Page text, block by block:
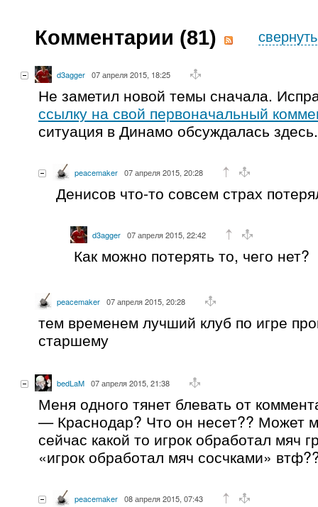
Комментарии (81) свернуть
d3agger 07 апреля 2015, 18:25
Не заметил новой темы сначала.
ссылку на свой первоначальный
ситуация в Динамо обсуждалась здесь.
peacemaker 07 апреля 2015, 20:28
Денисов что-то совсем страх
d3agger 07 апреля 2015, 22:42
Как можно потерять то, чего нет?
peacemaker 07 апреля 2015, 20:28
тем временем лучший клуб по игре
старшему
bedLaM 07 апреля 2015, 21:38
Меня одного тянет блевать от
— Краснодар? Что он несет?? Может
сейчас какой то игрок обработал мяч
«игрок обработал мяч сосчками»
peacemaker 08 апреля 2015, 07:43